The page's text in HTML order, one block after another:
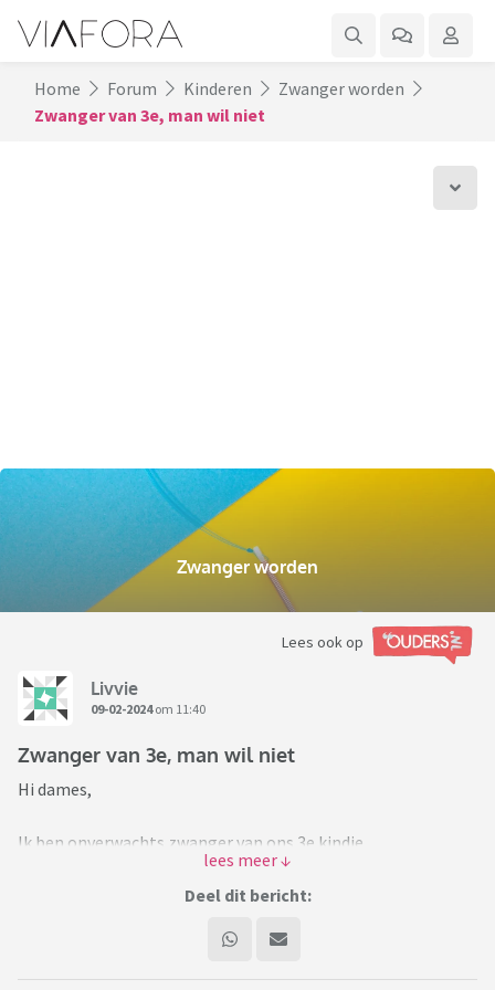
Home Forum Kinderen
Zwanger worden
Zwanger van 3e, man wil niet
Zwanger worden
Lees ook op
Livvie
09-02-2024om 11:40
Zwanger van 3e, man wil niet
Hi dames,
Ik ben onverwachts zwanger van ons 3e kindje.
We hebben al 2 kinderen van 5 en 7 jaar en er is weer wat rust
in ons leven, nu dat beide kinderen naar school gaan. Zelf had
niet en met mijn 2 kinderen was ik ook heel blij. Echter nu ik
wel zwanger ben van de 3e, schreeuwt alles in mij dat ik het
Deel dit bericht: